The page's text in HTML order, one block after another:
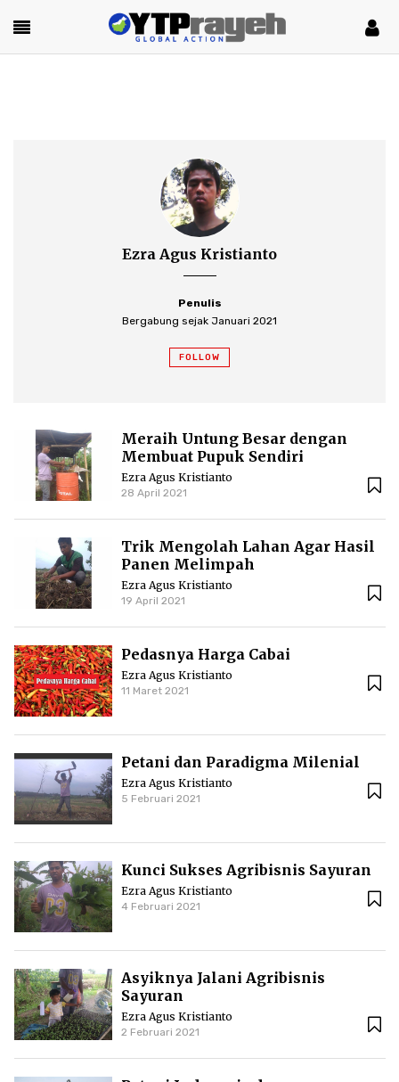
Ezra Agus Kristianto
Penulis
Bergabung sejak Januari 2021
FOLLOW
Meraih Untung Besar dengan
Membuat Pupuk Sendiri
Ezra Agus Kristianto
28 April 2021
Trik Mengolah Lahan Agar Hasil
Panen Melimpah
Ezra Agus Kristianto
19 April 2021
Pedasnya Harga Cabai
Ezra Agus Kristianto
11 Maret 2021
Petani dan Paradigma Milenial
Ezra Agus Kristianto
5 Februari 2021
Kunci Sukses Agribisnis Sayuran
Ezra Agus Kristianto
4 Februari 2021
Asyiknya Jalani Agribisnis
Sayuran
Ezra Agus Kristianto
2 Februari 2021